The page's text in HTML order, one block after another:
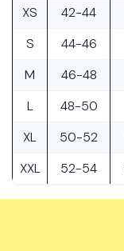
XS
42-44
S
44-46
M
46-48
L
48-50
XL
50-52
XXL
52-54